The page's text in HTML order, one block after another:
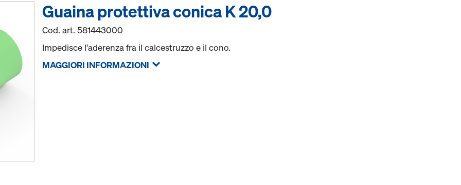
Guaina protettiva conica K 20,0
Cod. art.581443000
Impedisce l'aderenza fra il calcestruzzo e il cono.
MAGGIORI INFORMAZIONI